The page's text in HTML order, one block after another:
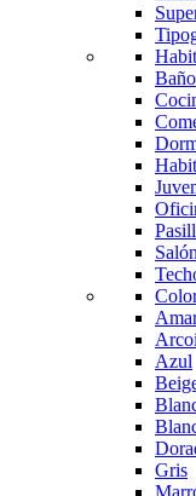
Baño
Salón
Azul
Gris